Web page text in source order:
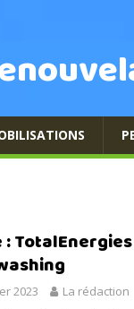
:
2023 La rédaction